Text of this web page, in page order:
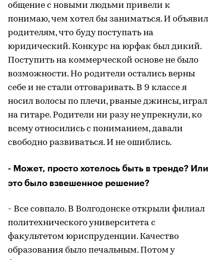
общение с новыми людьми привели к
понимаю, чем хотел бы заниматься. И объявил
родителям, что буду поступать на
юридический. Конкурс на юрфак был дикий.
Поступить на коммерческой основе не было
возможности. Но родители остались верны
себе и не стали отговаривать. В 9 классе я
носил волосы по плечи, рваные джинсы, играл
на гитаре. Родители ни разу не упрекнули, ко
всему относились с пониманием, давали
свободно развиваться. И не ошиблись.
- Может, просто хотелось быть в тренде? Или
это было взвешенное решение?
- Все совпало. В Волгодонске открыли филиал
политехнического университета с
факультетом юриспруденции. Качество
образования было печальным. Потом у